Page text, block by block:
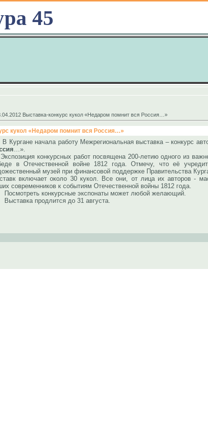
45
Выставка-конкурс кукол «Недаром помнит вся Россия…»
кукол «Недаром помнит вся Россия…»
В Кургане начала работу Межрегиональная выставка – конкурс
…».
конкурсных работ посвящена 200-летию одного из
в Отечественной войне 1812 года. Отмечу, что её
музей при финансовой поддержке Правительства
включает около 30 кукол. Все они, от лица их авторов -
современников к событиям Отечественной войны 1812 года.
конкурсные экспонаты может любой желающий.
продлится до 31 августа.